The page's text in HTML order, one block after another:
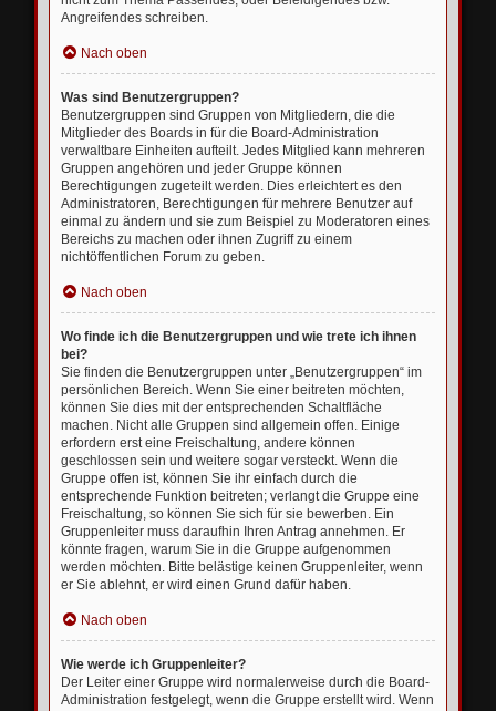
Angreifendes schreiben.
Nach oben
Was sind Benutzergruppen?
Benutzergruppen sind Gruppen von Mitgliedern, die die
Mitglieder des Boards in für die Board-Administration
verwaltbare Einheiten aufteilt. Jedes Mitglied kann mehreren
Gruppen angehören und jeder Gruppe können
Berechtigungen zugeteilt werden. Dies erleichtert es den
Administratoren, Berechtigungen für mehrere Benutzer auf
einmal zu ändern und sie zum Beispiel zu Moderatoren eines
Bereichs zu machen oder ihnen Zugriff zu einem
nichtöffentlichen Forum zu geben.
Nach oben
Wo finde ich die Benutzergruppen und wie trete ich ihnen
bei?
Sie finden die Benutzergruppen unter „Benutzergruppen“ im
persönlichen Bereich. Wenn Sie einer beitreten möchten,
können Sie dies mit der entsprechenden Schaltfläche
machen. Nicht alle Gruppen sind allgemein offen. Einige
erfordern erst eine Freischaltung, andere können
geschlossen sein und weitere sogar versteckt. Wenn die
Gruppe offen ist, können Sie ihr einfach durch die
entsprechende Funktion beitreten; verlangt die Gruppe eine
Freischaltung, so können Sie sich für sie bewerben. Ein
Gruppenleiter muss daraufhin Ihren Antrag annehmen. Er
könnte fragen, warum Sie in die Gruppe aufgenommen
werden möchten. Bitte belästige keinen Gruppenleiter, wenn
er Sie ablehnt, er wird einen Grund dafür haben.
Nach oben
Wie werde ich Gruppenleiter?
Der Leiter einer Gruppe wird normalerweise durch die Board-
Administration festgelegt, wenn die Gruppe erstellt wird. Wenn